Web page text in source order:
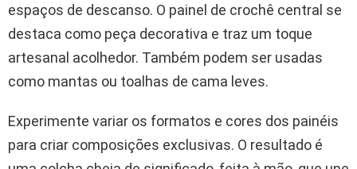
espaços de descanso. O painel de crochê central se
destaca como peça decorativa e traz um toque
artesanal acolhedor. Também podem ser usadas
como mantas ou toalhas de cama leves.
Experimente variar os formatos e cores dos painéis
para criar composições exclusivas. O resultado é